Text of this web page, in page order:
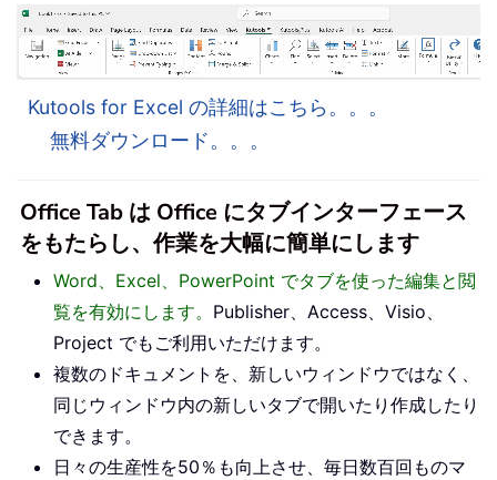
Kutools for Excel の詳細はこちら。。。
無料ダウンロード。。。
Office Tab は Office にタブインターフェース
をもたらし、作業を大幅に簡単にします
Word、Excel、PowerPoint でタブを使った編集と閲
覧を有効にします。 Publisher、Access、Visio、
Project でもご利用いただけます。
複数のドキュメントを、新しいウィンドウではなく、
同じウィンドウ内の新しいタブで開いたり作成したり
できます。
日々の生産性を50％も向上させ、毎日数百回ものマ